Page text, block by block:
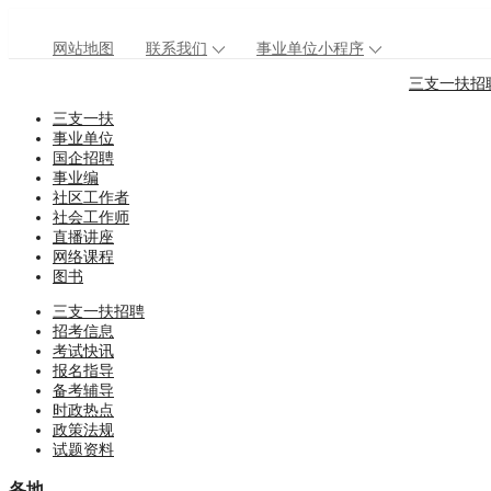
网站地图 联系我们
事业单位小程序
三支一扶招
三支一扶
事业单位
国企招聘
事业编
社区工作者
社会工作师
直播讲座
网络课程
图书
三支一扶招聘
招考信息
考试快讯
报名指导
备考辅导
时政热点
政策法规
试题资料